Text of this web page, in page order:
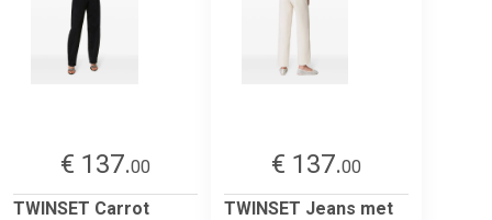
€ 137.00
TWINSET Carrot
€ 137.00
TWINSET Jeans met